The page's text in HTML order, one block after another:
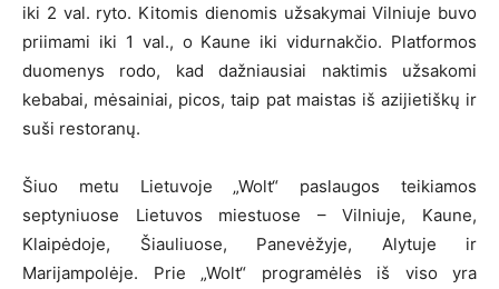
iki 2 val. ryto. Kitomis dienomis užsakymai Vilniuje buvo
priimami iki 1 val., o Kaune iki vidurnakčio. Platformos
duomenys rodo, kad dažniausiai naktimis užsakomi
kebabai, mėsainiai, picos, taip pat maistas iš azijietiškų ir
suši restoranų.
Šiuo metu Lietuvoje „Wolt“ paslaugos teikiamos
septyniuose Lietuvos miestuose – Vilniuje, Kaune,
Klaipėdoje, Šiauliuose, Panevėžyje, Alytuje ir
Marijampolėje. Prie „Wolt“ programėlės iš viso yra